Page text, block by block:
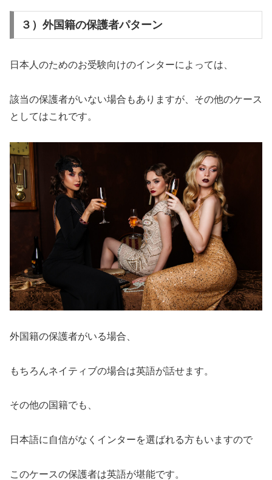
３）外国籍の保護者パターン
日本人のためのお受験向けのインターによっては、
該当の保護者がいない場合もありますが、その他のケース
としてはこれです。
外国籍の保護者がいる場合、
もちろんネイティブの場合は英語が話せます。
その他の国籍でも、
日本語に自信がなくインターを選ばれる方もいますので
このケースの保護者は英語が堪能です。